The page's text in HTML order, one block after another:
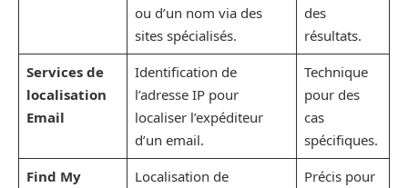
ou d’un nom via des
sites spécialisés.
des
résultats.
Services de
localisation
Email
Identification de
l’adresse IP pour
localiser l’expéditeur
d’un email.
Technique
pour des
cas
spécifiques.
Find My
Localisation de
Précis pour